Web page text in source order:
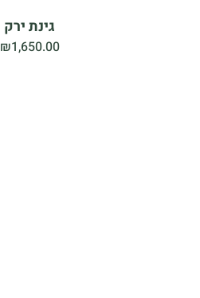
גינת ירק
₪1,650.00